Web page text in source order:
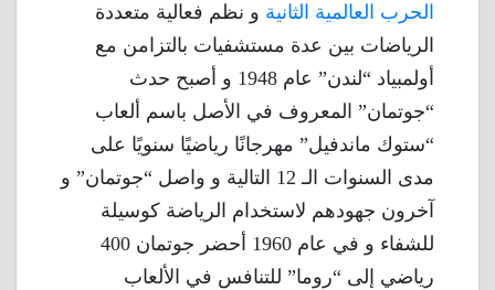
الحرب العالمية الثانية و نظم فعالية متعددة
الرياضات بين عدة مستشفيات بالتزامن مع
أولمبياد “لندن” عام 1948 و أصبح حدث
“جوتمان” المعروف في الأصل باسم ألعاب
“ستوك ماندفيل” مهرجانًا رياضيًا سنويًا على
مدى السنوات الـ 12 التالية و واصل “جوتمان” و
آخرون جهودهم لاستخدام الرياضة كوسيلة
للشفاء و في عام 1960 أحضر جوتمان 400
رياضي إلى “روما” للتنافس في الألعاب